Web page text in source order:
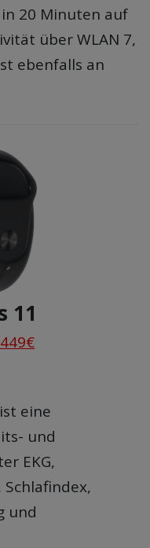
20 Minuten auf
über WLAN 7,
ebenfalls an
11
eine
und
EKG,
und